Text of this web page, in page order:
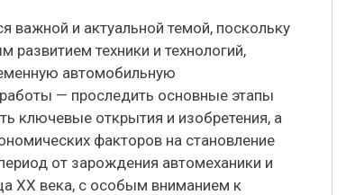
важной и актуальной темой, поскольку
развитием техники и технологий,
автомобильную
— проследить основные этапы
ключевые открытия и изобретения, а
факторов на становление
от зарождения автомеханики и
XX века, с особым вниманием к